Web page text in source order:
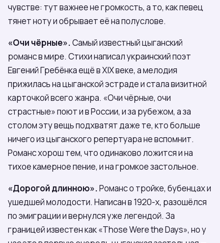
чувстве: тут важнее не громкость, а то, как певец
тянет ноту и обрывает её на полуслове.
«Очи чёрные».Самый известный цыганский
романс в мире. Стихи написал украинский поэт
Евгений Гребёнка ещё в XIX веке, а мелодия
прижилась на цыганской эстраде и стала визитной
карточкой всего жанра. «Очи чёрные, очи
страстные» поют и в России, и за рубежом, а за
столом эту вещь подхватят даже те, кто больше
ничего из цыганского репертуара не вспомнит.
Романс хорош тем, что одинаково ложится и на
тихое камерное пение, и на громкое застольное.
«Дорогой длинною».Романс о тройке, бубенцах и
ушедшей молодости. Написан в 1920-х, разошёлся
по эмиграции и вернулся уже легендой. За
границей известен как «Those Were the Days», но у